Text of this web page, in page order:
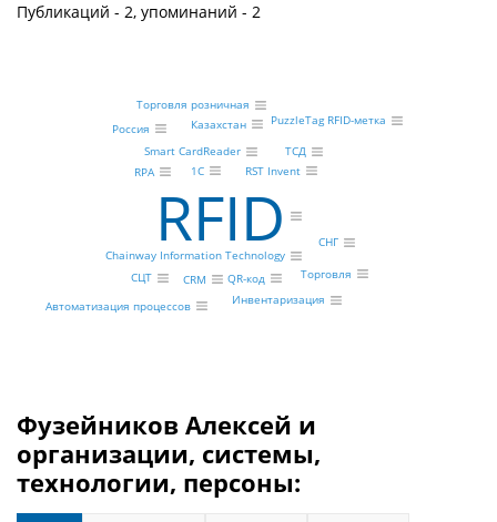
Публикаций - 2, упоминаний - 2
RFID
Chainway Information Technology
RST Invent
1С
ТСД
Smart CardReader
СЦТ CRM
QR-код
Автоматизация процессов
RPA
Торговля
PuzzleTag RFID-метка
Казахстан
СНГ
Россия
Инвентаризация
Торговля розничная
Фузейников Алексей и
организации, системы,
технологии, персоны: